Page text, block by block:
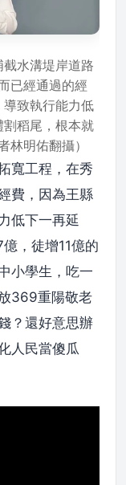
水溝堤岸道路
已經通過的經
致執行能力低
稻尾，根本就
林明佑翻攝）
寬工程，在秀
費，因為王縣
低下一再延
，徒增11億的
小學生，吃一
369重陽敬老
？還好意思辦
人民當傻瓜